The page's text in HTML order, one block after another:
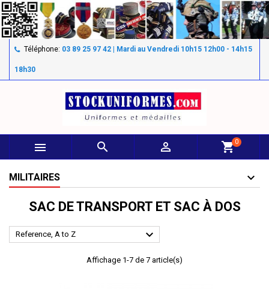
Téléphone: 03 89 25 97 42 | Mardi au Vendredi 10h15 12h00 - 14h15
18h30
   shopping_cart0
MILITAIRES
SAC DE TRANSPORT ET SAC À DOS
Reference, A to Z 
Affichage 1-7 de 7 article(s)